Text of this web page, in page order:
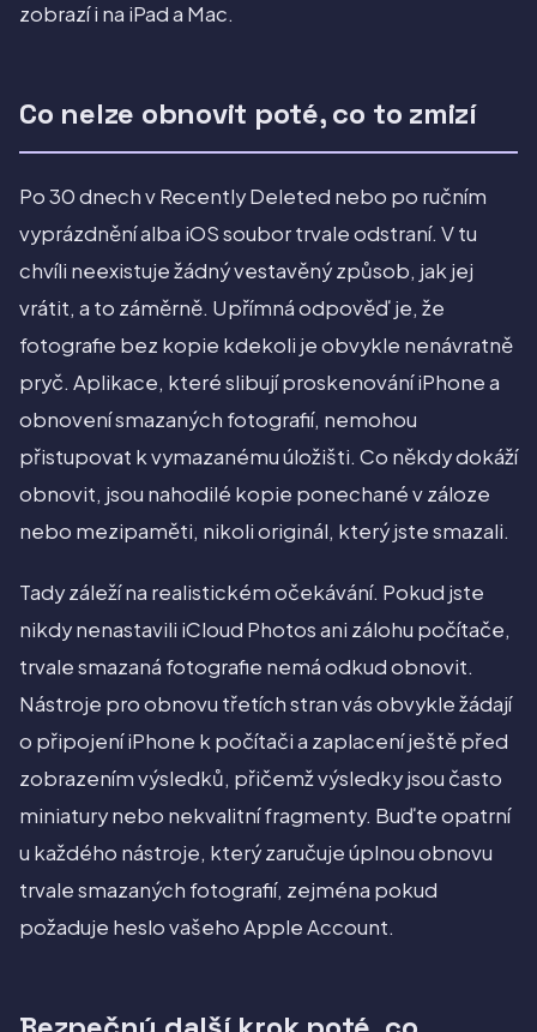
zobrazí i na iPad a Mac.
Co nelze obnovit poté, co to zmizí
Po 30 dnech v Recently Deleted nebo po ručním
vyprázdnění alba iOS soubor trvale odstraní. V tu
chvíli neexistuje žádný vestavěný způsob, jak jej
vrátit, a to záměrně. Upřímná odpověď je, že
fotografie bez kopie kdekoli je obvykle nenávratně
pryč. Aplikace, které slibují proskenování iPhone a
obnovení smazaných fotografií, nemohou
přistupovat k vymazanému úložišti. Co někdy dokáží
obnovit, jsou nahodilé kopie ponechané v záloze
nebo mezipaměti, nikoli originál, který jste smazali.
Tady záleží na realistickém očekávání. Pokud jste
nikdy nenastavili iCloud Photos ani zálohu počítače,
trvale smazaná fotografie nemá odkud obnovit.
Nástroje pro obnovu třetích stran vás obvykle žádají
o připojení iPhone k počítači a zaplacení ještě před
zobrazením výsledků, přičemž výsledky jsou často
miniatury nebo nekvalitní fragmenty. Buďte opatrní
u každého nástroje, který zaručuje úplnou obnovu
trvale smazaných fotografií, zejména pokud
požaduje heslo vašeho Apple Account.